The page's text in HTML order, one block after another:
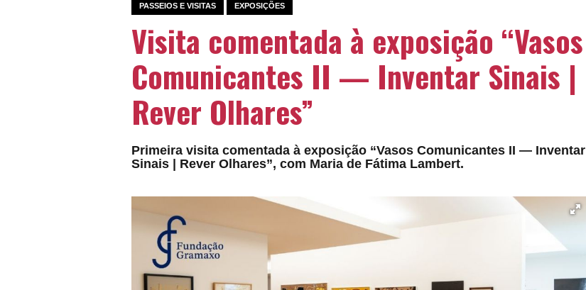
PASSEIOS E VISITAS EXPOSIÇÕES
Visita comentada à exposição “Vasos
Comunicantes II — Inventar Sinais |
Rever Olhares”
Primeira visita comentada à exposição “Vasos Comunicantes II — Inventar
Sinais | Rever Olhares”, com Maria de Fátima Lambert.